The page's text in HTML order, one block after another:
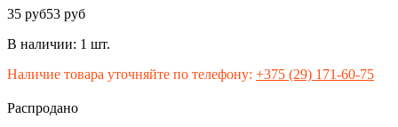
35 руб53 руб
В наличии: 1 шт.
Наличие товара уточняйте по телефону: +375 (29) 171-60-75
Распродано